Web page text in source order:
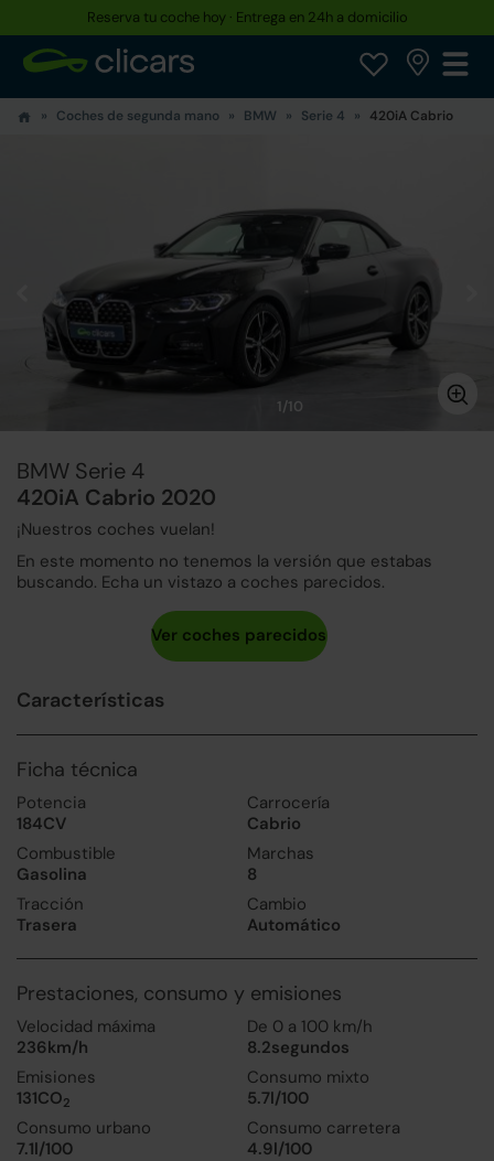
Reserva tu coche hoy · Entrega en 24h a domicilio
Coches de segunda mano BMW Serie 4 420iA Cabrio
1/10
BMW Serie 4
420iA Cabrio 2020
¡Nuestros coches vuelan!
En este momento no tenemos la versión que estabas
buscando. Echa un vistazo a coches parecidos.
Características
Ficha técnica
Potencia
184CV
Carrocería
Cabrio
Combustible
Gasolina
Marchas
8
Tracción
Trasera
Cambio
Automático
Prestaciones, consumo y emisiones
Velocidad máxima
236km/h
De 0 a 100 km/h
8.2segundos
Emisiones
131CO2
Consumo mixto
5.7l/100
Consumo urbano
7.1l/100
Consumo carretera
4.9l/100